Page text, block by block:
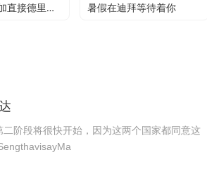
海湾空气增加直接德里服务 暑假在迪拜等待着你
阶段将很快开始，因为这两个国家都同意这